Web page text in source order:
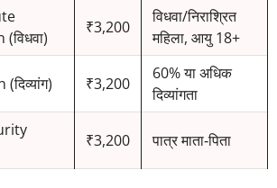
₹3,200
विधवा/निराश्रित
महिला, आयु 18+
₹3,200
60% या अधिक
दिव्यांगता
₹3,200 पात्र माता‑पिता